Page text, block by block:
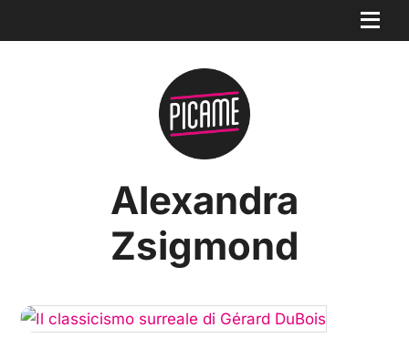
Alexandra
Zsigmond